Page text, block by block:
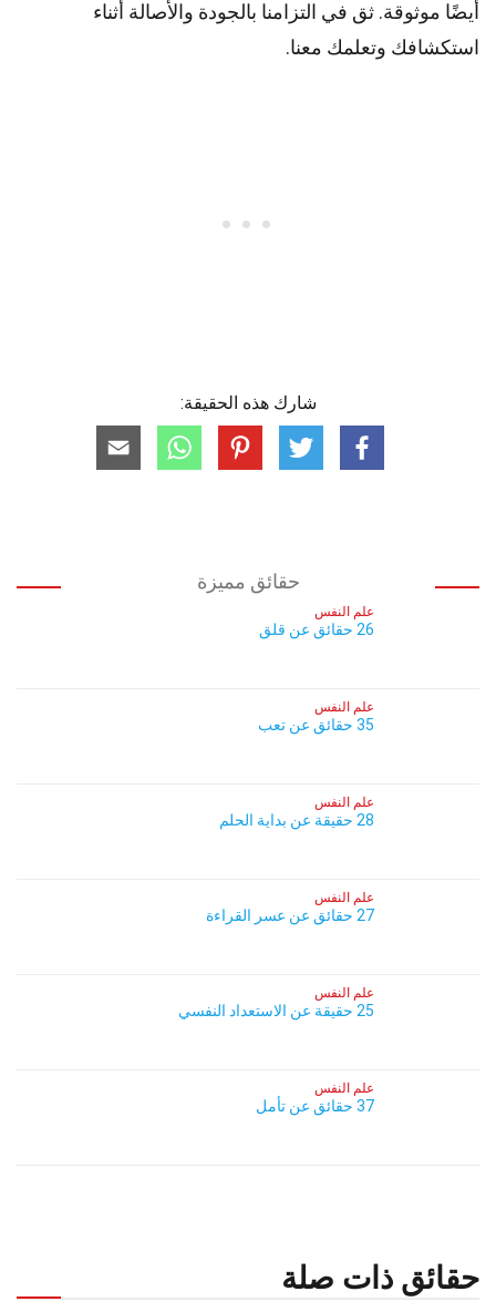
أيضًا موثوقة. ثق في التزامنا بالجودة والأصالة أثناء
استكشافك وتعلمك معنا.
شارك هذه الحقيقة:
حقائق مميزة
علم النفس
26 حقائق عن قلق
علم النفس
35 حقائق عن تعب
علم النفس
28 حقيقة عن بداية الحلم
علم النفس
27 حقائق عن عسر القراءة
علم النفس
25 حقيقة عن الاستعداد النفسي
علم النفس
37 حقائق عن تأمل
حقائق ذات صلة